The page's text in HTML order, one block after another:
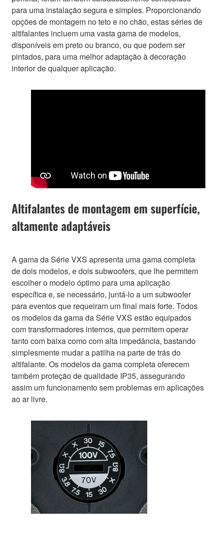
para uma instalação segura e simples. Proporcionando
opções de montagem no teto e no chão, estas séries de
altifalantes incluem uma vasta gama de modelos,
disponíveis em preto ou branco, ou que podem ser
pintados, para uma melhor adaptação à decoração
interior de qualquer aplicação.
Altifalantes de montagem em superfície,
altamente adaptáveis
A gama da Série VXS apresenta uma gama completa
de dois modelos, e dois subwoofers, que lhe permitem
escolher o modelo óptimo para uma aplicação
específica e, se necessário, juntá-lo a um subwoofer
para eventos que requeiram um final mais forte. Todos
os modelos da gama da Série VXS estão equipados
com transformadores internos, que permitem operar
tanto com baixa como com alta impedância, bastando
simplesmente mudar a patilha na parte de trás do
altifalante. Os modelos da gama completa oferecem
também proteção de qualidade IP35, assegurando
assim um funcionamento sem problemas em aplicações
ao ar livre.